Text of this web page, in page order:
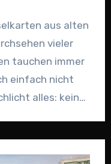
aus alten
vieler
tauchen immer
einfach nicht
alles: keine